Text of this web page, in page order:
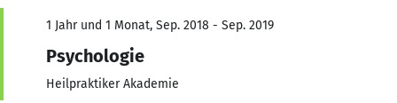
1 Jahr und 1 Monat, Sep. 2018 - Sep. 2019
Psychologie
Heilpraktiker Akademie